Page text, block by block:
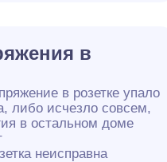
в
в розетке упало
либо исчезло совсем,
в остальном доме
неисправна